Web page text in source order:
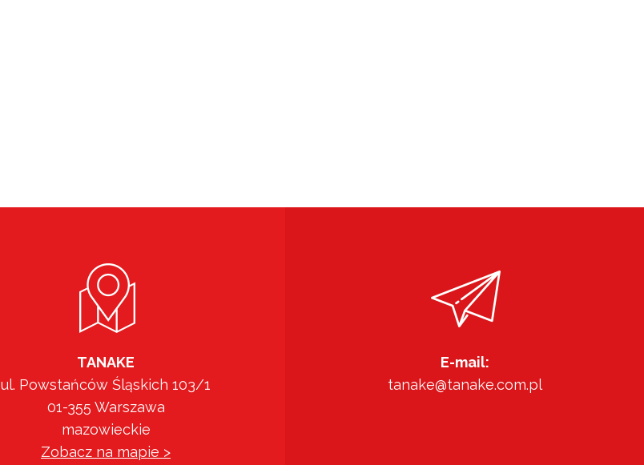
TANAKE
ul. Powstańców Śląskich 103/1
01-355 Warszawa
mazowieckie
Zobacz na mapie >
E-mail:
tanake@tanake.com.pl